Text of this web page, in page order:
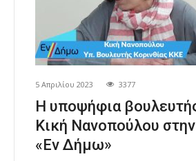
5 Απριλίου 2023 3377
Η υποψήφια
Κική Νανοπούλου
«Εν Δήμω»